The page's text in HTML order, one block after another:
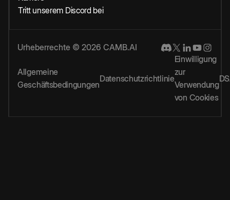
Tritt unserem Discord bei
Urheberrechte © 2026 CAMB.AI
Allgemeine
Geschäftsbedingungen
Datenschutzrichtlinie
Einwilligung
zur
Verwendung
von Cookies